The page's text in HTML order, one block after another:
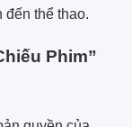
đến thể thao.
Phim”